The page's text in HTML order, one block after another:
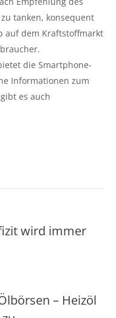
tanken, konsequent
auf dem Kraftstoffmarkt
die Smartphone-
Informationen zum
es auch
wird immer
– Heizöl